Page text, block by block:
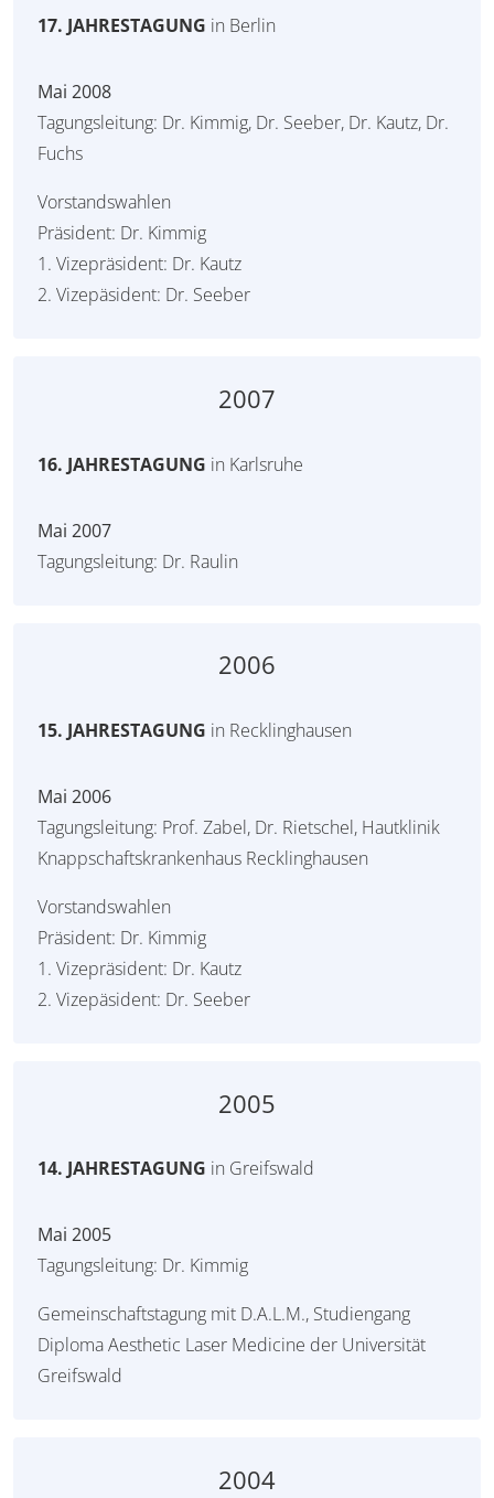
17. JAHRESTAGUNG in Berlin
Mai 2008
Tagungsleitung: Dr. Kimmig, Dr. Seeber, Dr. Kautz, Dr.
Fuchs
Vorstandswahlen
Präsident: Dr. Kimmig
1. Vizepräsident: Dr. Kautz
2. Vizepäsident: Dr. Seeber
2007
16. JAHRESTAGUNG in Karlsruhe
Mai 2007
Tagungsleitung: Dr. Raulin
2006
15. JAHRESTAGUNG in Recklinghausen
Mai 2006
Tagungsleitung: Prof. Zabel, Dr. Rietschel, Hautklinik
Knappschaftskrankenhaus Recklinghausen
Vorstandswahlen
Präsident: Dr. Kimmig
1. Vizepräsident: Dr. Kautz
2. Vizepäsident: Dr. Seeber
2005
14. JAHRESTAGUNG in Greifswald
Mai 2005
Tagungsleitung: Dr. Kimmig
Gemeinschaftstagung mit D.A.L.M., Studiengang
Diploma Aesthetic Laser Medicine der Universität
Greifswald
2004